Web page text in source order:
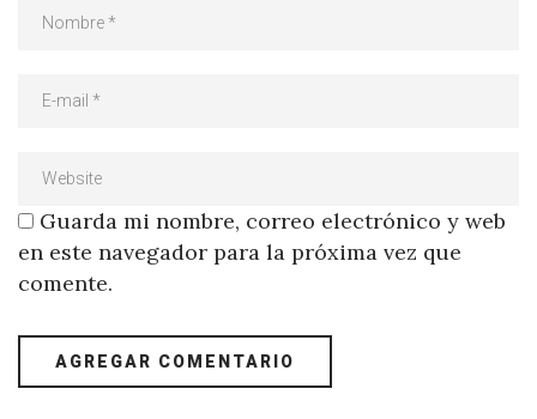
Guarda mi nombre, correo electrónico y web
en este navegador para la próxima vez que
comente.